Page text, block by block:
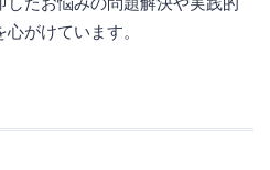
がけています。